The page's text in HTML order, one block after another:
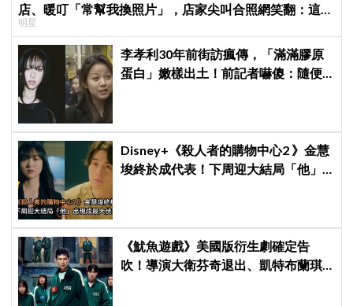
店、暖叮「常幫我換照片」，店家尖叫合照網笑翻：這輩
子不能脫粉了
明星
李孝利30年前街訪瘋傳，「滿滿膠原
蛋白」嫩樣出土！前記者嚇傻：隨便
Disney+《殺人者的購物中心2 》金慧
埈終於成代表！下周迎大結局「他」
《魷魚遊戲》美國版衍生劇確定告
吹！導演大衛芬奇退出、凱特布蘭琪